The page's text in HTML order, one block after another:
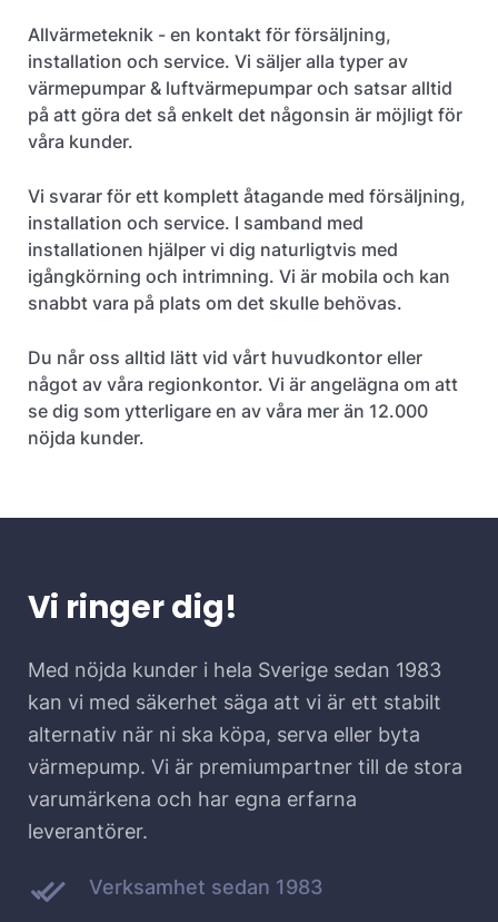
Allvärmeteknik - en kontakt för försäljning,
installation och service. Vi säljer alla typer av
värmepumpar & luftvärmepumpar och satsar alltid
på att göra det så enkelt det någonsin är möjligt för
våra kunder.
Vi svarar för ett komplett åtagande med försäljning,
installation och service. I samband med
installationen hjälper vi dig naturligtvis med
igångkörning och intrimning. Vi är mobila och kan
snabbt vara på plats om det skulle behövas.
Du når oss alltid lätt vid vårt huvudkontor eller
något av våra regionkontor. Vi är angelägna om att
se dig som ytterligare en av våra mer än 12.000
nöjda kunder.
Vi ringer dig!
Med nöjda kunder i hela Sverige sedan 1983
kan vi med säkerhet säga att vi är ett stabilt
alternativ när ni ska köpa, serva eller byta
värmepump. Vi är premiumpartner till de stora
varumärkena och har egna erfarna
leverantörer.
Verksamhet sedan 1983